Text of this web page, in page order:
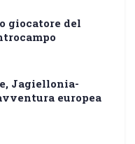
giocatore del
Jagiellonia-
europea